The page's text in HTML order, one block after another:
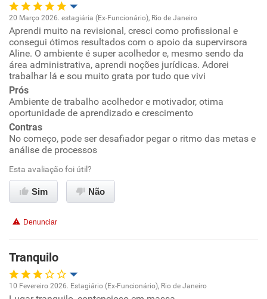
Conciliação com a vida familiar
Benefícios
Recomenda a diretoria
Oportunidade de promoção
Ambiente de trabalho
Conciliação com a vida familiar
Recomenda esta empresa
Recomenda a diretoria
20 Março 2026. estagiária (Ex-Funcionário), Rio de Janeiro
Aprendi muito na revisional, cresci como profissional e
consegui ótimos resultados com o apoio da supervirsora
Aline. O ambiente é super acolhedor e, mesmo sendo da
área administrativa, aprendi noções jurídicas. Adorei
trabalhar lá e sou muito grata por tudo que vivi
Prós
Ambiente de trabalho acolhedor e motivador, otima
oportunidade de aprendizado e crescimento
Contras
No começo, pode ser desafiador pegar o ritmo das metas e
análise de processos
Esta avaliação foi útil?
Sim Não
Denunciar
Tranquilo
10 Fevereiro 2026. Estagiário (Ex-Funcionário), Rio de Janeiro